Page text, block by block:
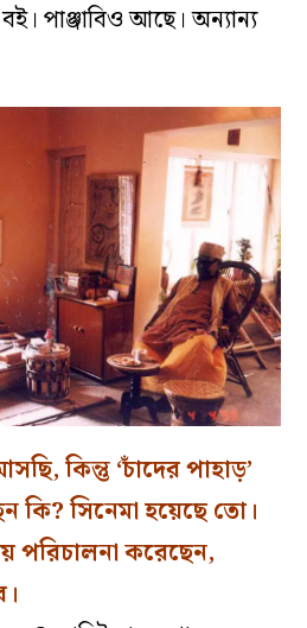
পাঞ্জাবিও আছে। অন্যান্য
কিন্তু ‘চাঁদের পাহাড়’
কি? সিনেমা হয়েছে তো।
পরিচালনা করেছেন,